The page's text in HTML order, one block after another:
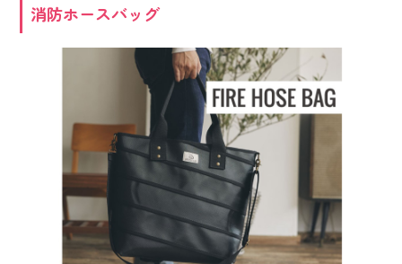
消防ホースバッグ